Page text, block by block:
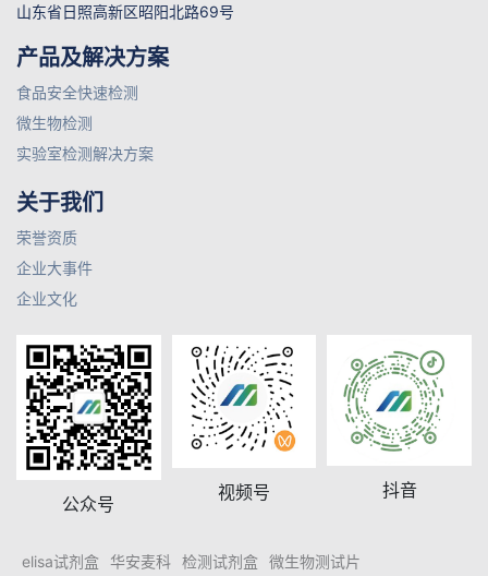
山东省日照高新区昭阳北路69号
产品及解决方案
食品安全快速检测
微生物检测
实验室检测解决方案
关于我们
荣誉资质
企业大事件
企业文化
公众号
视频号 抖音
elisa试剂盒 华安麦科 检测试剂盒
微生物测试片